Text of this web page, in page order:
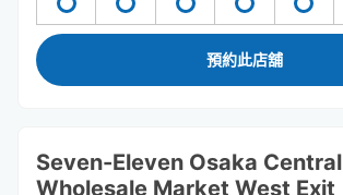
預約此店舖
Seven-Eleven Osaka Central
Wholesale Market West Exit